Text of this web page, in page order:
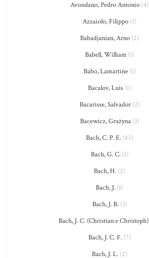
Avondano, Pedro Antonio (4)
Azzaiolo, Filippo (1)
Babadjanian, Arno (2)
Babell, William(1)
Babo, Lamartine(1)
Bacalov, Luis (1)
Bacarisse, Salvador(2)
Bacewicz, Grażyna(3)
Bach, C. P. E.(85)
Bach, G. C.(1)
Bach, H. (2)
Bach, J. (1)
Bach, J. B.(3)
Bach, J. C. (Christian e Christoph)
Bach, J. C. F.(7)
Bach, J. L. (2)